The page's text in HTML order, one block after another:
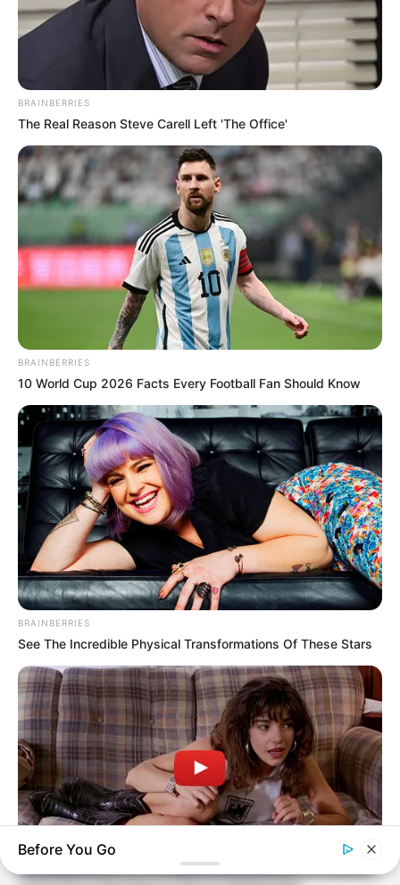
BRAINBERRIES
The Real Reason Steve Carell Left 'The Office'
BRAINBERRIES
10 World Cup 2026 Facts Every Football Fan Should Know
BRAINBERRIES
See The Incredible Physical Transformations Of These Stars
Before You Go